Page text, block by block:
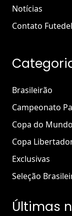
Notícias
Contato
Brasileirão
Campeonato
Copa do Mundo
Copa
Exclusivas
Seleção
Últimas